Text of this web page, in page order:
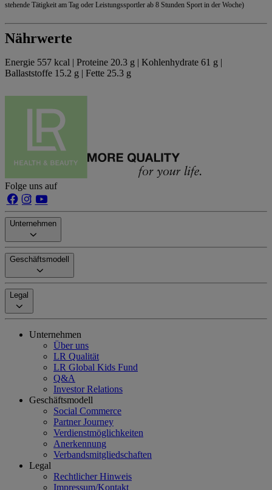
stehende Tätigkeit am Tag oder Leistungssportler ab 8 Stunden Sport in der Woche)
Nährwerte
Energie 557 kcal | Proteine 20.3 g | Kohlenhydrate 61 g |
Ballaststoffe 15.2 g | Fette 25.3 g
Folge uns auf
Unternehmen
Geschäftsmodell
Legal
Unternehmen
Über uns
LR Qualität
LR Global Kids Fund
Q&A
Investor Relations
Geschäftsmodell
Social Commerce
Partner Journey
Verdienstmöglichkeiten
Anerkennung
Verbandsmitgliedschaften
Legal
Rechtlicher Hinweis
Impressum/Kontakt